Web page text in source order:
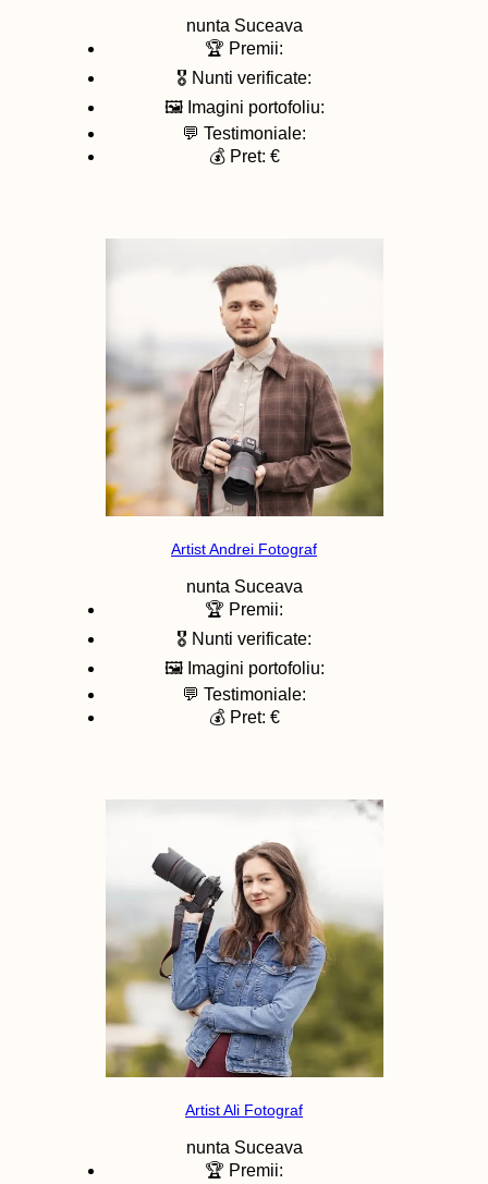
nunta Suceava
🏆 Premii:
🎖️ Nunti verificate:
🖼️ Imagini portofoliu:
💬 Testimoniale:
💰 Pret: €
Artist Andrei Fotograf
nunta Suceava
🏆 Premii:
🎖️ Nunti verificate:
🖼️ Imagini portofoliu:
💬 Testimoniale:
💰 Pret: €
Artist Ali Fotograf
nunta Suceava
🏆 Premii: